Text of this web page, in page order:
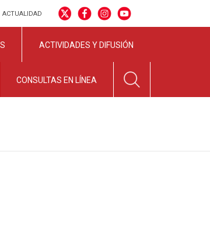
ACTUALIDAD
ACTIVIDADES Y DIFUSIÓN
CONSULTAS EN LÍNEA